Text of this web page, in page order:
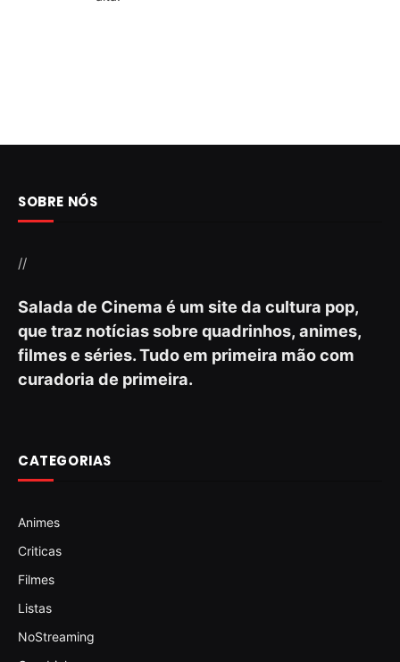
SOBRE NÓS
//
Salada de Cinema é um site da cultura pop,
que traz notícias sobre quadrinhos, animes,
filmes e séries. Tudo em primeira mão com
curadoria de primeira.
CATEGORIAS
Animes
Criticas
Filmes
Listas
NoStreaming